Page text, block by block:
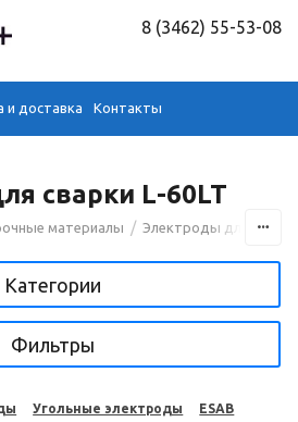
8 (3462) 55-53-08
и доставка Контакты
сварки L-60LT
материалы / Электроды для сварки
Категории
Фильтры
Угольные электроды
ESAB